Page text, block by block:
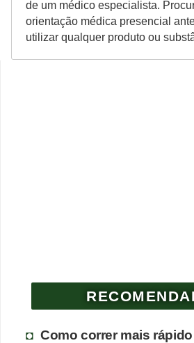
de um médico especialista.
orientação médica presencial
utilizar qualquer produto ou
Como correr mais